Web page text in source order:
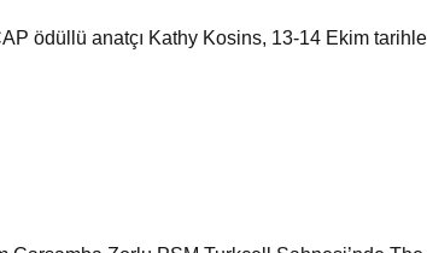
ödüllü anatçı Kathy Kosins, 13-14 Ekim